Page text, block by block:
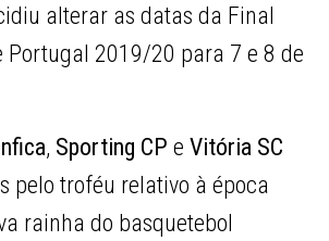
alterar as datas da Final
Portugal 2019/20 para 7 e 8 de
, Sporting CP eVitória SC
pelo troféu relativo à época
rainha do basquetebol